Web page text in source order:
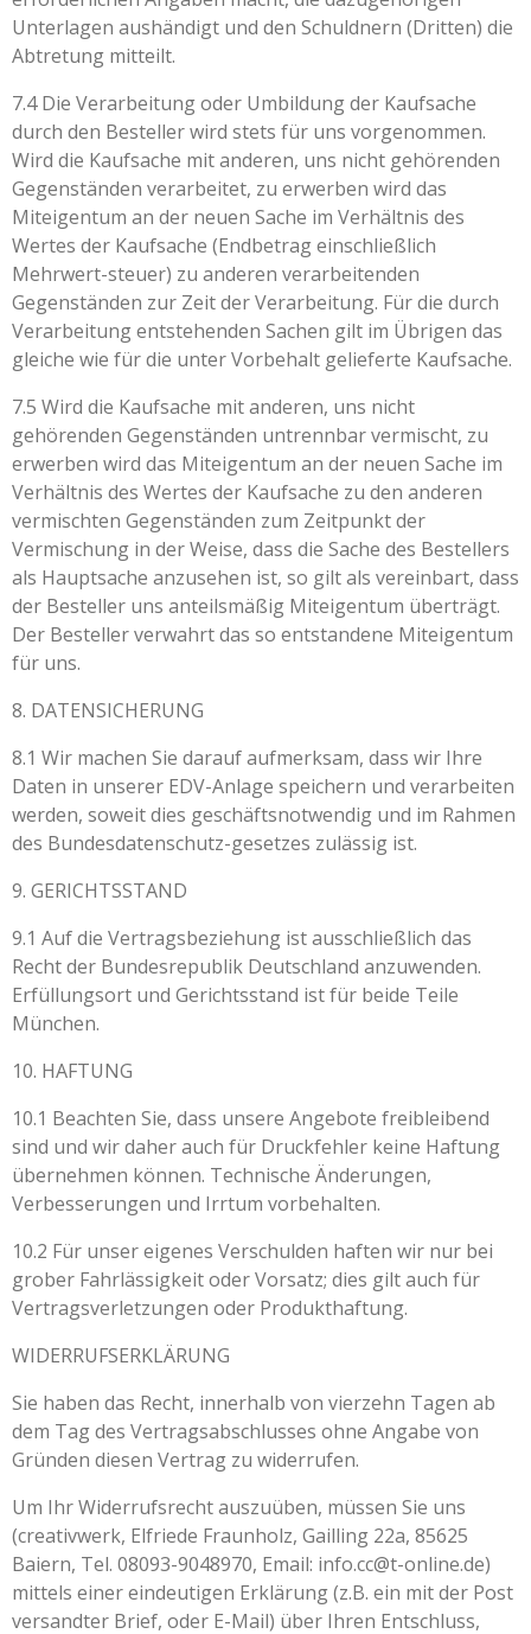
Unterlagen aushändigt und den Schuldnern (Dritten) die
Abtretung mitteilt.
7.4 Die Verarbeitung oder Umbildung der Kaufsache
durch den Besteller wird stets für uns vorgenommen.
Wird die Kaufsache mit anderen, uns nicht gehörenden
Gegenständen verarbeitet, zu erwerben wird das
Miteigentum an der neuen Sache im Verhältnis des
Wertes der Kaufsache (Endbetrag einschließlich
Mehrwert-steuer) zu anderen verarbeitenden
Gegenständen zur Zeit der Verarbeitung. Für die durch
Verarbeitung entstehenden Sachen gilt im Übrigen das
gleiche wie für die unter Vorbehalt gelieferte Kaufsache.
7.5 Wird die Kaufsache mit anderen, uns nicht
gehörenden Gegenständen untrennbar vermischt, zu
erwerben wird das Miteigentum an der neuen Sache im
Verhältnis des Wertes der Kaufsache zu den anderen
vermischten Gegenständen zum Zeitpunkt der
Vermischung in der Weise, dass die Sache des Bestellers
als Hauptsache anzusehen ist, so gilt als vereinbart, dass
der Besteller uns anteilsmäßig Miteigentum überträgt.
Der Besteller verwahrt das so entstandene Miteigentum
für uns.
8. DATENSICHERUNG
8.1 Wir machen Sie darauf aufmerksam, dass wir Ihre
Daten in unserer EDV-Anlage speichern und verarbeiten
werden, soweit dies geschäftsnotwendig und im Rahmen
des Bundesdatenschutz-gesetzes zulässig ist.
9. GERICHTSSTAND
9.1 Auf die Vertragsbeziehung ist ausschließlich das
Recht der Bundesrepublik Deutschland anzuwenden.
Erfüllungsort und Gerichtsstand ist für beide Teile
München.
10. HAFTUNG
10.1 Beachten Sie, dass unsere Angebote freibleibend
sind und wir daher auch für Druckfehler keine Haftung
übernehmen können. Technische Änderungen,
Verbesserungen und Irrtum vorbehalten.
10.2 Für unser eigenes Verschulden haften wir nur bei
grober Fahrlässigkeit oder Vorsatz; dies gilt auch für
Vertragsverletzungen oder Produkthaftung.
WIDERRUFSERKLÄRUNG
Sie haben das Recht, innerhalb von vierzehn Tagen ab
dem Tag des Vertragsabschlusses ohne Angabe von
Gründen diesen Vertrag zu widerrufen.
Um Ihr Widerrufsrecht auszuüben, müssen Sie uns
(creativwerk, Elfriede Fraunholz, Gailling 22a, 85625
Baiern, Tel. 08093-9048970, Email: info.cc@t-online.de)
mittels einer eindeutigen Erklärung (z.B. ein mit der Post
versandter Brief, oder E-Mail) über Ihren Entschluss,